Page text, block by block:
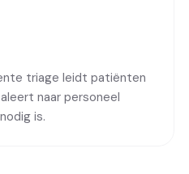
triage leidt patiënten
naar personeel
is.